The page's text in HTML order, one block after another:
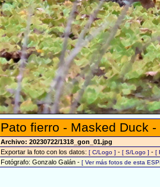
Pato fierro - Masked Duck -
Archivo: 20230722/1318_gon_01.jpg
Exportar la foto con los datos: [ C/Logo ] - [ S/Logo ] - [
Fotógrafo: Gonzalo Galán - [ Ver más fotos de esta